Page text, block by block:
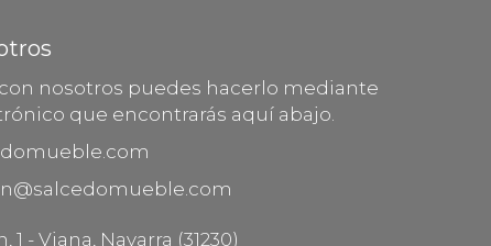
nosotros puedes hacerlo mediante
que encontrarás aquí abajo.
1 - Viana, Navarra (31230)